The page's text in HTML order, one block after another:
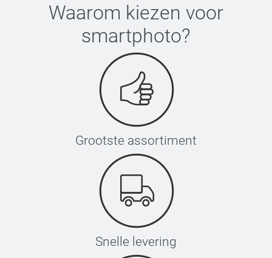
Waarom kiezen voor
smartphoto?
Grootste assortiment
Snelle levering